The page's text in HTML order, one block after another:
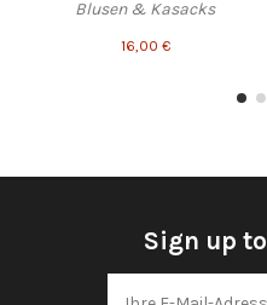
Blusen & Kasacks
16,00 €
Sign up